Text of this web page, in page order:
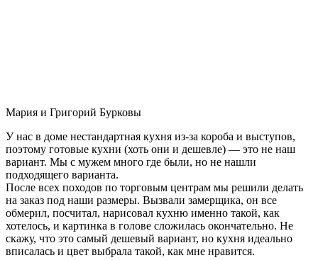
Мария и Григорий Бурковы
У нас в доме нестандартная кухня из-за короба и выступов,
поэтому готовые кухни (хоть они и дешевле) — это не наш
вариант. Мы с мужем много где были, но не нашли
подходящего варианта.
После всех походов по торговым центрам мы решили делать
на заказ под наши размеры. Вызвали замерщика, он все
обмерил, посчитал, нарисовал кухню именно такой, как
хотелось, и картинка в голове сложилась окончательно. Не
скажу, что это самый дешевый вариант, но кухня идеально
вписалась и цвет выбрала такой, как мне нравится.